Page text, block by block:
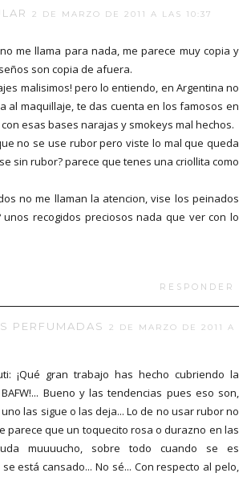
2 DE MARZO DE 2011 A LAS 10:37
no me llama para nada, me parece muy copia y
son copia de afuera.
malisimos! pero lo entiendo, en Argentina no
al maquillaje, te das cuenta en los famosos en
esas bases narajas y smokeys mal hechos.
no se use rubor pero viste lo mal que queda
sin rubor? parece que tenes una criollita como
no me llaman la atencion, vise los peinados
unos recogidos preciosos nada que ver con lo
RESPONDER
PERFUMADAS
2 DE MARZO DE 2011 A
¡Qué gran trabajo has hecho cubriendo la
Bueno y las tendencias pues eso son,
las sigue o las deja... Lo de no usar rubor no
parece que un toquecito rosa o durazno en las
muuuucho, sobre todo cuando se es
está cansado... No sé... Con respecto al pelo,